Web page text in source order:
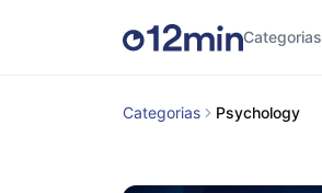
Categorias
Categorias Psychology